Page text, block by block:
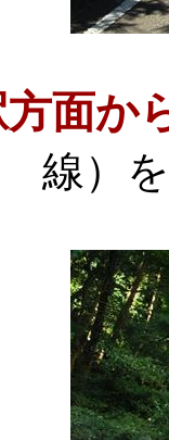
面か
線）